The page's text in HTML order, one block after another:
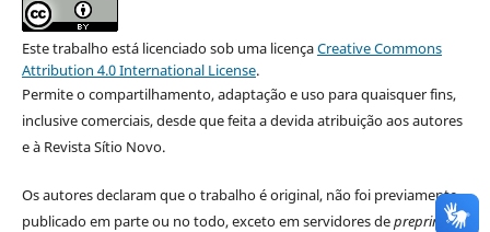
Este trabalho está licenciado sob uma licençaCreative Commons
Attribution 4.0 International License.
Permite o compartilhamento, adaptação e uso para quaisquer fins,
inclusive comerciais, desde que feita a devida atribuição aos autores
e à Revista Sítio Novo.
Os autores declaram que o trabalho é original, não foi previamente
publicado em parte ou no todo, exceto em servidores depreprints